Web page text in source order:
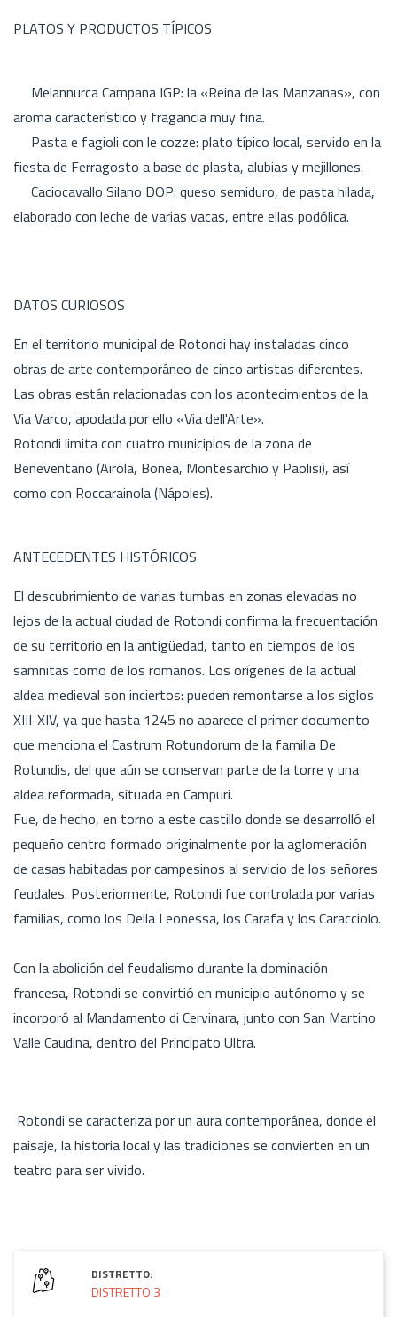
PLATOS Y PRODUCTOS TÍPICOS
Melannurca Campana IGP: la «Reina de las Manzanas», con
aroma característico y fragancia muy fina.
Pasta e fagioli con le cozze: plato típico local, servido en la
fiesta de Ferragosto a base de plasta, alubias y mejillones.
Caciocavallo Silano DOP: queso semiduro, de pasta hilada,
elaborado con leche de varias vacas, entre ellas podólica.
DATOS CURIOSOS
En el territorio municipal de Rotondi hay instaladas cinco
obras de arte contemporáneo de cinco artistas diferentes.
Las obras están relacionadas con los acontecimientos de la
Via Varco, apodada por ello «Via dell'Arte».
Rotondi limita con cuatro municipios de la zona de
Beneventano (Airola, Bonea, Montesarchio y Paolisi), así
como con Roccarainola (Nápoles).
ANTECEDENTES HISTÓRICOS
El descubrimiento de varias tumbas en zonas elevadas no
lejos de la actual ciudad de Rotondi confirma la frecuentación
de su territorio en la antigüedad, tanto en tiempos de los
samnitas como de los romanos. Los orígenes de la actual
aldea medieval son inciertos: pueden remontarse a los siglos
XIII-XIV, ya que hasta 1245 no aparece el primer documento
que menciona el Castrum Rotundorum de la familia De
Rotundis, del que aún se conservan parte de la torre y una
aldea reformada, situada en Campuri.
Fue, de hecho, en torno a este castillo donde se desarrolló el
pequeño centro formado originalmente por la aglomeración
de casas habitadas por campesinos al servicio de los señores
feudales. Posteriormente, Rotondi fue controlada por varias
familias, como los Della Leonessa, los Carafa y los Caracciolo.
Con la abolición del feudalismo durante la dominación
francesa, Rotondi se convirtió en municipio autónomo y se
incorporó al Mandamento di Cervinara, junto con San Martino
Valle Caudina, dentro del Principato Ultra.
Rotondi se caracteriza por un aura contemporánea, donde el
paisaje, la historia local y las tradiciones se convierten en un
teatro para ser vivido.
DISTRETTO:
DISTRETTO 3